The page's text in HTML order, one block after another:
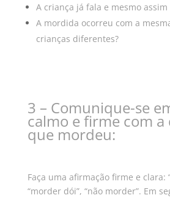
A criança já fala e mesmo
A mordida ocorreu com a
crianças diferentes?
3 – Comunique-se
calmo e firme com a
que mordeu:
Faça uma afirmação firme e clara:
“morder dói”, “não morder”. Em